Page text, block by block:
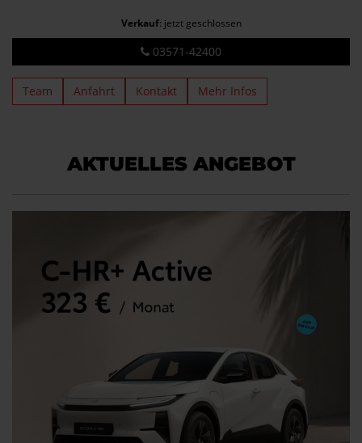
Verkauf: jetzt geschlossen
03571-42400
Team Anfahrt Kontakt Mehr Infos
AKTUELLES ANGEBOT